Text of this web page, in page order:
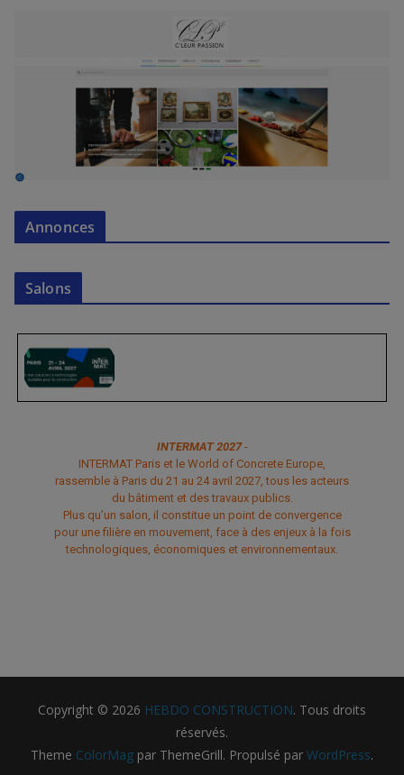
Annonces
Salons
INTERMAT 2027-
INTERMAT Paris et le World of Concrete Europe,
rassemble à Paris du 21 au 24 avril 2027, tous les acteurs
du bâtiment et des travaux publics.
Plus qu’un salon, il constitue un point de convergence
pour une filière en mouvement, face à des enjeux à la fois
technologiques, économiques et environnementaux.
Copyright © 2026 HEBDO CONSTRUCTION. Tous droits
réservés.
Theme ColorMag par ThemeGrill. Propulsé par WordPress.